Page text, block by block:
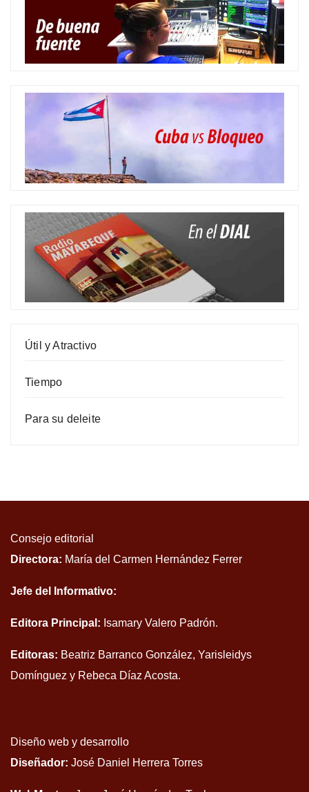
Útil y Atractivo
Tiempo
Para su deleite
Consejo editorial
Directora: María del Carmen Hernández Ferrer
Jefe del Informativo:
Editora Principal: Isamary Valero Padrón.
Editoras: Beatriz Barranco González, Yarisleidys
Domínguez y Rebeca Díaz Acosta.
Diseño web y desarrollo
Diseñador: José Daniel Herrera Torres